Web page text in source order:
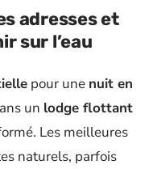
adresses et
sur l’eau
pour une nuit en
un lodge flottant
Les meilleures
naturels, parfois